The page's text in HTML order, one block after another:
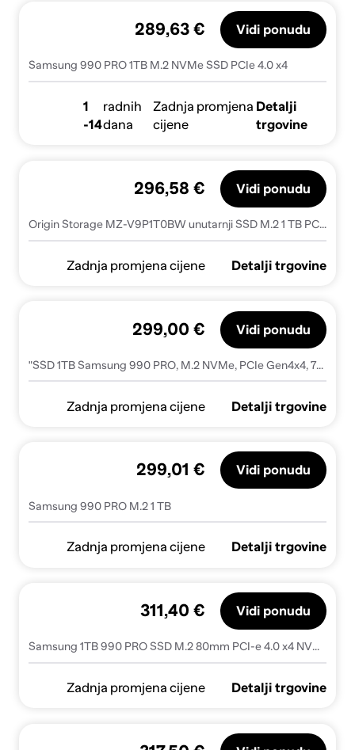
Samsung 990 PRO 1TB M.2 NVMe SSD PCIe 4.0 x4
289,63 € Vidi ponudu
1
-14
radnih
dana
Zadnja promjena
cijene
Detalji
trgovine
Origin Storage MZ-V9P1T0BW unutarnji SSD M.2 1 TB PCI Express 4.0 V-NAND MLC NVMe
296,58 € Vidi ponudu
Zadnja promjena cijene Detalji trgovine
"SSD 1TB Samsung 990 PRO, M.2 NVMe, PCIe Gen4x4, 7450/6900 MB/s, MZ-V9P1T0BW"
299,00 € Vidi ponudu
Zadnja promjena cijene Detalji trgovine
Samsung 990 PRO M.2 1 TB
299,01 € Vidi ponudu
Zadnja promjena cijene Detalji trgovine
Samsung 1TB 990 PRO SSD M.2 80mm PCI-e 4.0 x4 NVMe
311,40 € Vidi ponudu
Zadnja promjena cijene Detalji trgovine